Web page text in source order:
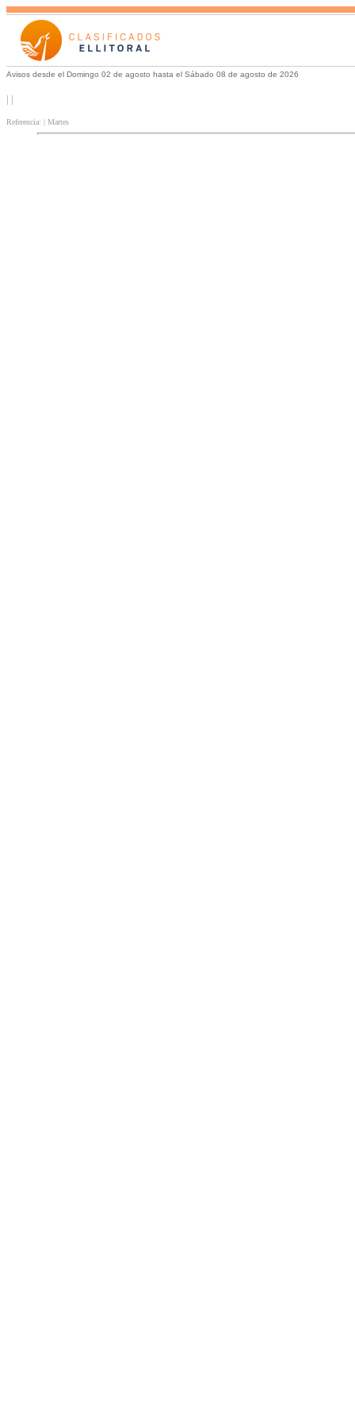
Avisos desde el Domingo 02 de agosto hasta el Sábado 08 de agosto de 2026
| |
Referencia: | Martes